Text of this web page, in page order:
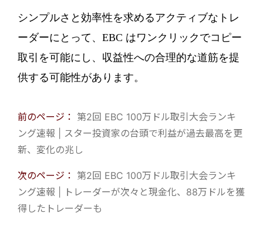
シンプルさと効率性を求めるアクティブなトレ
ーダーにとって、EBC はワンクリックでコピー
取引を可能にし、収益性への合理的な道筋を提
供する可能性があります。
前のページ： 第2回 EBC 100万ドル取引大会ランキ
ング速報 | スター投資家の台頭で利益が過去最高を更
新、変化の兆し
次のページ： 第2回 EBC 100万ドル取引大会ランキ
ング速報 | トレーダーが次々と現金化、88万ドルを獲
得したトレーダーも